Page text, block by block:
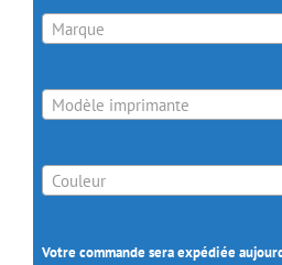
Marque
Modèle imprimante
Couleur
Votre commande sera expédiée